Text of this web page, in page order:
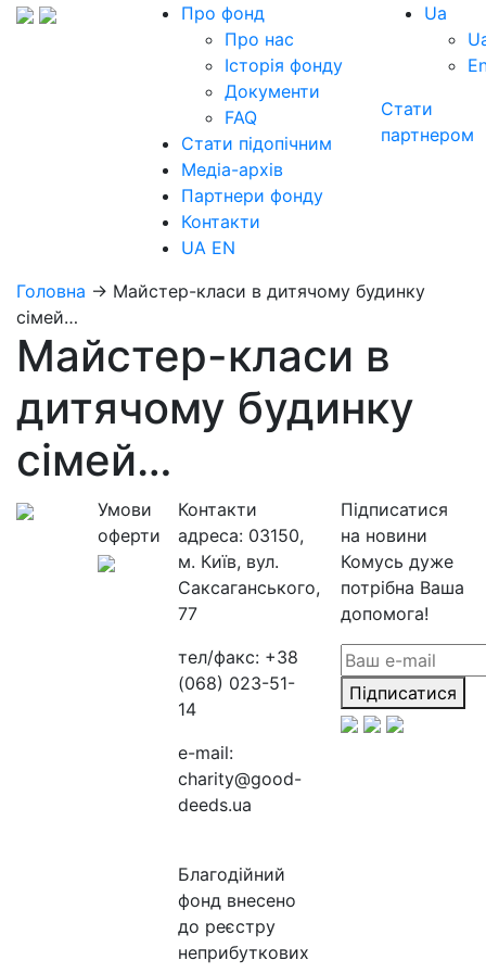
Про фонд
Про нас
Історія фонду
Документи
FAQ
Стати підопічним
Медіа-архів
Партнери фонду
Контакти
UA EN
Ua
Стати
партнером
Головна → Майстер-класи в дитячому будинку
сімей…
Майстер-класи в
дитячому будинку
сімей…
Умови
оферти
Контакти
адреса: 03150,
м. Київ, вул.
Саксаганського,
77
тел/факс: +38
(068) 023-51-
14
e-mail:
charity@good-
deeds.ua
Благодійний
фонд внесено
до реєстру
неприбуткових
Підписатися
на новини
Комусь дуже
потрібна Ваша
допомога!
Підписатися